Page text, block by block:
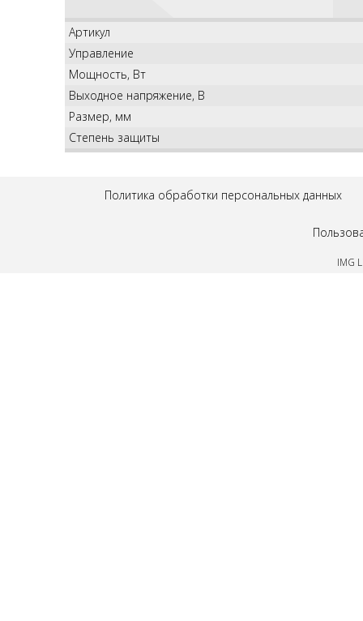
Артикул
Управление
Мощность, Вт
Выходное напряжение, В
Размер, мм
Степень защиты
Политика обработки персональных данных
IMG